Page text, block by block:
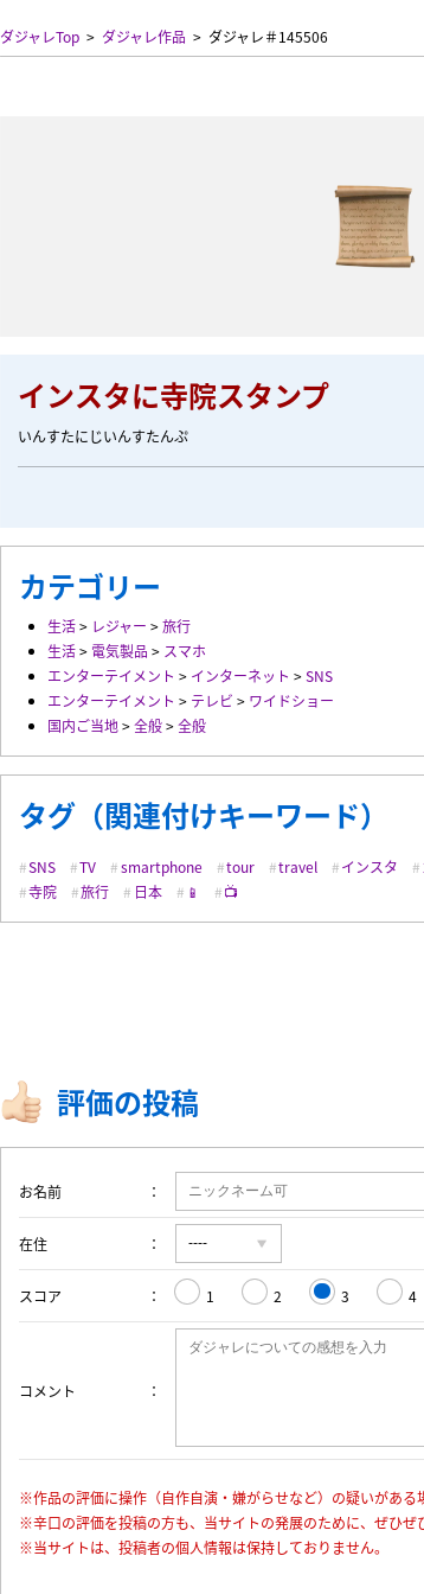
ダジャレTop ダジャレ作品 ダジャレ＃145506
インスタに寺院スタンプ
いんすたにじいんすたんぷ
カテゴリー
生活> レジャー >旅行
生活> 電気製品 > スマホ
エンターテイメント > インターネット >SNS
エンターテイメント > テレビ > ワイドショー
国内ご当地>全般>全般
タグ（関連付けキーワード）
SNS TV smartphone tour travel インスタ
寺院
旅行 日本 📱 📺
評価の投稿
お名前
在住
スコア 1 2 3 4
コメント
※作品の評価に操作（自作自演・嫌がらせなど）の疑いがある
※辛口の評価を投稿の方も、当サイトの発展のために、ぜひぜ
※当サイトは、投稿者の個人情報は保持しておりません。